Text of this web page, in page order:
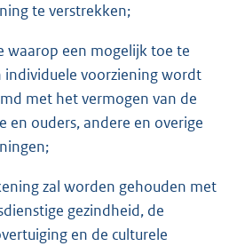
te verstrekken;
waarop een mogelijk toe te
individuele voorziening wordt
met het vermogen van de
en ouders, andere en overige
zal worden gehouden met
gezindheid, de
en de culturele